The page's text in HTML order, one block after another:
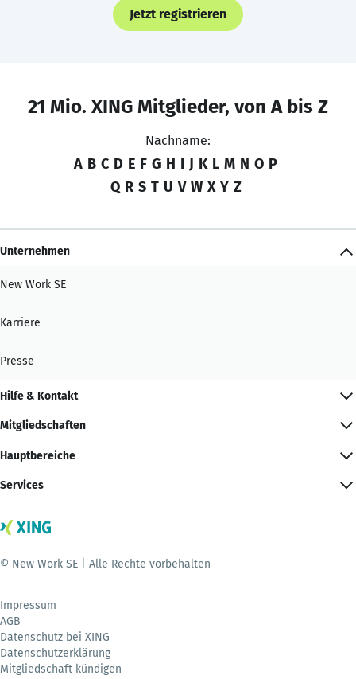
Jetzt registrieren
21 Mio. XING Mitglieder, von A bis Z
Nachname:
A B C D E F G H I J K L M N O P
Q R S T U V W X Y Z
Unternehmen
New Work SE
Karriere
Presse
Hilfe & Kontakt
Mitgliedschaften
Hauptbereiche
Services
© New Work SE | Alle Rechte vorbehalten
Impressum
AGB
Datenschutz bei XING
Datenschutzerklärung
Mitgliedschaft kündigen